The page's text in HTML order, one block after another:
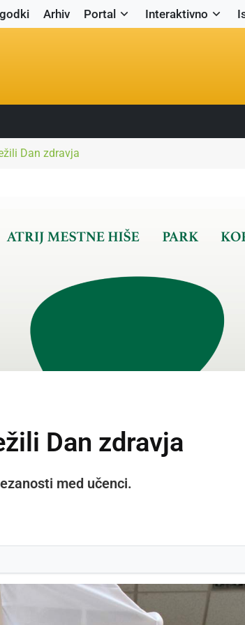
Arhiv Portal Interaktivno
Dan zdravja
Dan zdravja
med učenci.